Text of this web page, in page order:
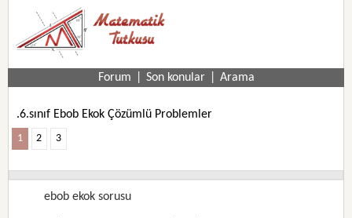
Forum Son konular Arama
.6.sınıf Ebob Ekok Çözümlü Problemler
1 2 3
ebob ekok sorusu